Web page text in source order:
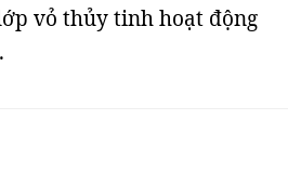
vỏ thủy tinh hoạt động